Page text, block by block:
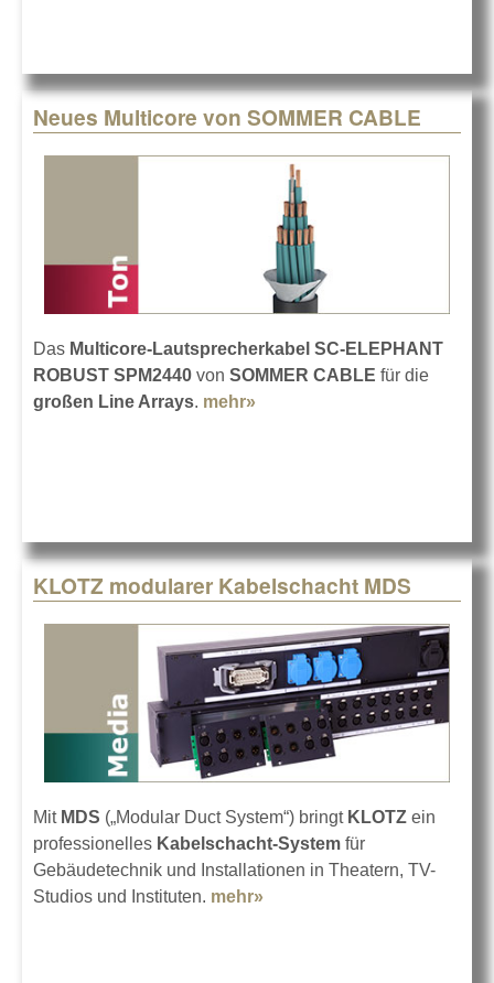
Neues Multicore von SOMMER CABLE
Das Multicore-Lautsprecherkabel SC-ELEPHANT
ROBUST SPM2440 von SOMMER CABLE für die
großen Line Arrays. mehr»
KLOTZ modularer Kabelschacht MDS
Mit MDS („Modular Duct System“) bringt KLOTZ ein
professionelles Kabelschacht-System für
Gebäudetechnik und Installationen in Theatern, TV-
Studios und Instituten. mehr»